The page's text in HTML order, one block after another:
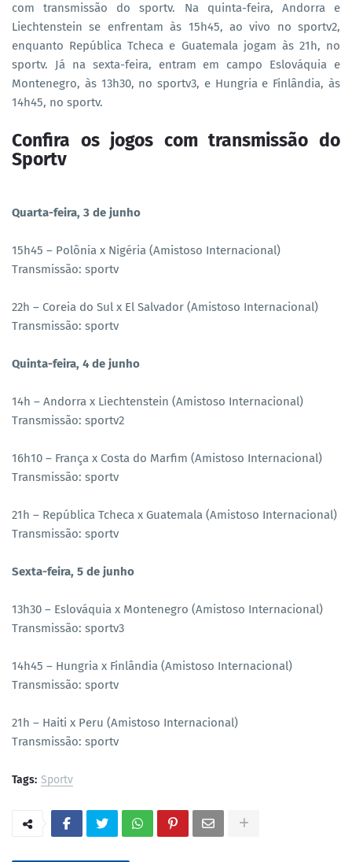
com transmissão do sportv. Na quinta-feira, Andorra e
Liechtenstein se enfrentam às 15h45, ao vivo no sportv2,
enquanto República Tcheca e Guatemala jogam às 21h, no
sportv. Já na sexta-feira, entram em campo Eslováquia e
Montenegro, às 13h30, no sportv3, e Hungria e Finlândia, às
14h45, no sportv.
Confira os jogos com transmissão do
Sportv
Quarta-feira, 3 de junho
15h45 – Polônia x Nigéria (Amistoso Internacional)
Transmissão: sportv
22h – Coreia do Sul x El Salvador (Amistoso Internacional)
Transmissão: sportv
Quinta-feira, 4 de junho
14h – Andorra x Liechtenstein (Amistoso Internacional)
Transmissão: sportv2
16h10 – França x Costa do Marfim (Amistoso Internacional)
Transmissão: sportv
21h – República Tcheca x Guatemala (Amistoso Internacional)
Transmissão: sportv
Sexta-feira, 5 de junho
13h30 – Eslováquia x Montenegro (Amistoso Internacional)
Transmissão: sportv3
14h45 – Hungria x Finlândia (Amistoso Internacional)
Transmissão: sportv
21h – Haiti x Peru (Amistoso Internacional)
Transmissão: sportv
Tags: Sportv